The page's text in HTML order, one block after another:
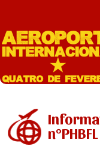
n°PHBFL